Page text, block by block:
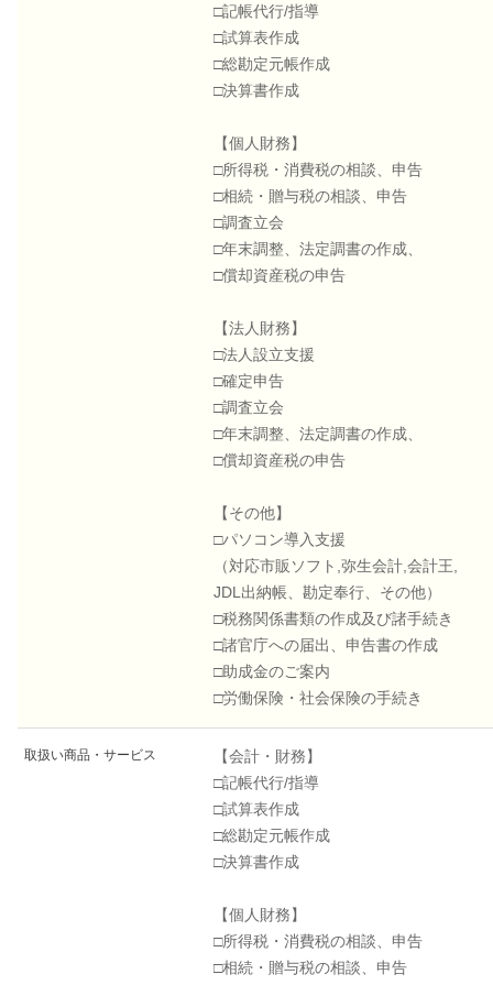
□記帳代行/指導
□試算表作成
□総勘定元帳作成
□決算書作成
【個人財務】
□所得税・消費税の相談、申告
□相続・贈与税の相談、申告
□調査立会
□年末調整、法定調書の作成、
□償却資産税の申告
【法人財務】
□法人設立支援
□確定申告
□調査立会
□年末調整、法定調書の作成、
□償却資産税の申告
【その他】
□パソコン導入支援
（対応市販ソフト,弥生会計,会計王,
JDL出納帳、勘定奉行、その他）
□税務関係書類の作成及び諸手続き
□諸官庁への届出、申告書の作成
□助成金のご案内
□労働保険・社会保険の手続き
取扱い商品・サービス
【会計・財務】
□記帳代行/指導
□試算表作成
□総勘定元帳作成
□決算書作成
【個人財務】
□所得税・消費税の相談、申告
□相続・贈与税の相談、申告